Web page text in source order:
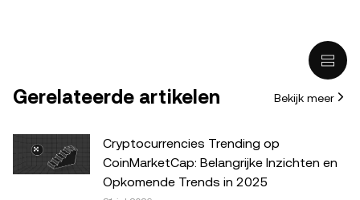
fiscaal advies. Het bezit van digitale bezittingen of crypto,
waaronder stablecoins, brengt een hoog risico met zich
mee en de waarde ervan kan sterk fluctueren. Overweeg
zorgvuldig of het, aan de hand van je financiële situatie,
verhandelen of te bezitten. Raadpleeg je juridische, fiscale
of beleggingsadviseur als je vragen hebt over je
specifieke situatie. De informatie in dit bericht (inclusief
Gerelateerde artikelen Bekijk meer
Cryptocurrencies Trending op
CoinMarketCap: Belangrijke Inzichten en
Opkomende Trends in 2025